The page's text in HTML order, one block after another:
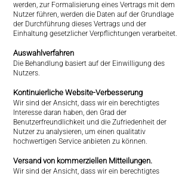
werden, zur Formalisierung eines Vertrags mit dem
Nutzer führen, werden die Daten auf der Grundlage
der Durchführung dieses Vertrags und der
Einhaltung gesetzlicher Verpflichtungen verarbeitet.
Auswahlverfahren
Die Behandlung basiert auf der Einwilligung des
Nutzers.
Kontinuierliche Website-Verbesserung
Wir sind der Ansicht, dass wir ein berechtigtes
Interesse daran haben, den Grad der
Benutzerfreundlichkeit und die Zufriedenheit der
Nutzer zu analysieren, um einen qualitativ
hochwertigen Service anbieten zu können.
Versand von kommerziellen Mitteilungen.
Wir sind der Ansicht, dass wir ein berechtigtes